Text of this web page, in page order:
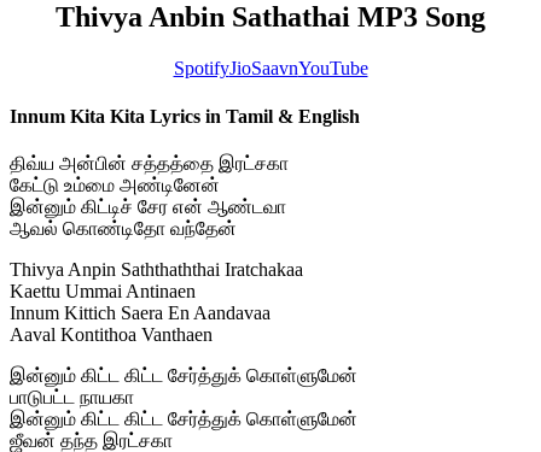
Thivya Anbin Sathathai MP3 Song
SpotifyJioSaavnYouTube
Innum Kita Kita Lyrics in Tamil & English
திவ்ய அன்பின் சத்தத்தை இரட்சகா
கேட்டு உம்மை அண்டினேன்
இன்னும் கிட்டிச் சேர என் ஆண்டவா
ஆவல் கொண்டிதோ வந்தேன்
Thivya Anpin Saththaththai Iratchakaa
Kaettu Ummai Antinaen
Innum Kittich Saera En Aandavaa
Aaval Kontithoa Vanthaen
இன்னும் கிட்ட கிட்ட சேர்த்துக் கொள்ளுமேன்
பாடுபட்ட நாயகா
இன்னும் கிட்ட கிட்ட சேர்த்துக் கொள்ளுமேன்
ஜீவன் தந்த இரட்சகா